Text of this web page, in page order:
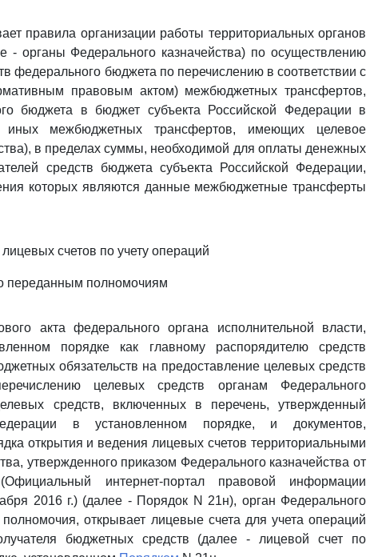
правила организации работы территориальных органов
- органы Федерального казначейства) по осуществлению
федерального бюджета по перечислению в соответствии с
правовым актом) межбюджетных трансфертов,
бюджета в бюджет субъекта Российской Федерации в
межбюджетных трансфертов, имеющих целевое
в пределах суммы, необходимой для оплаты денежных
средств бюджета субъекта Российской Федерации,
которых являются данные межбюджетные трансферты
счетов по учету операций
переданным полномочиям
акта федерального органа исполнительной власти,
порядке как главному распорядителю средств
обязательств на предоставление целевых средств
целевых средств органам Федерального
средств, включенных в перечень, утвержденный
в установленном порядке, и документов,
открытия и ведения лицевых счетов территориальными
утвержденного приказом Федерального казначейства от
интернет-портал правовой информации
2016 г.) (далее - Порядок N 21н), орган Федерального
открывает лицевые счета для учета операций
бюджетных средств (далее - лицевой счет по